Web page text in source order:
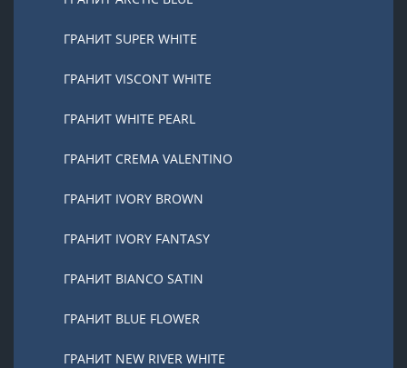
ГРАНИТ SUPER WHITE
ГРАНИТ VISCONT WHITE
ГРАНИТ WHITE PEARL
ГРАНИТ CREMA VALENTINO
ГРАНИТ IVORY BROWN
ГРАНИТ IVORY FANTASY
ГРАНИТ BIANCO SATIN
ГРАНИТ BLUE FLOWER
ГРАНИТ NEW RIVER WHITE